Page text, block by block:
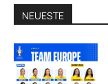
NEUESTE